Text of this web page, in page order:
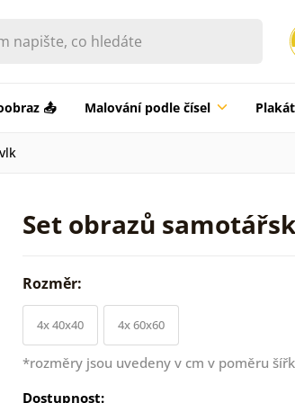
📤 Malování podle čísel
Set obrazů
Rozměr:
4x 40x40 4x 60x60
*rozměry jsou uvedeny v cm v poměru
Dostupnost: